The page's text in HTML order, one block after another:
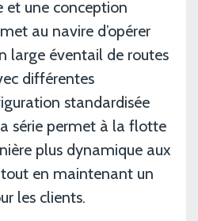
une conception
au navire d’opérer
large éventail de routes
différentes
standardisée
série permet à la flotte
plus dynamique aux
en maintenant un
les clients.